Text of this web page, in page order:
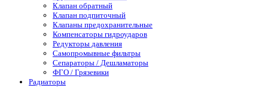
Клапан обратный
Клапан подпиточный
Клапаны предохранительные
Компенсаторы гидроударов
Редукторы давления
Самопромывные фильтры
Сепараторы / Дешламаторы
ФГО / Грязевики
Радиаторы